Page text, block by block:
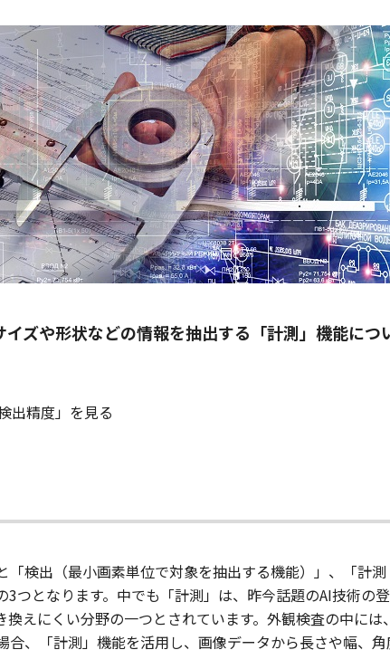
ズや形状などの情報を抽出する「計測」機能につ
出精度」を見る
「検出（最小画素単位で対象を抽出する機能）」、「計
つとなります。中でも「計測」は、昨今話題のAI技術の
換えにくい分野の一つとされています。外観検査の中に
、「計測」機能を活用し、画像データから長さや幅、角